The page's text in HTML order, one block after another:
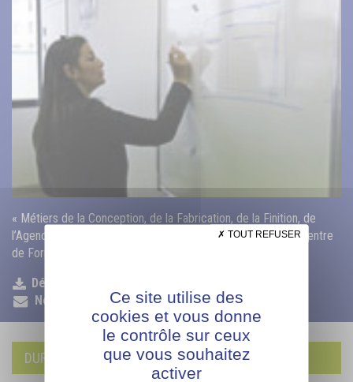
« Métiers de la Conception, de la Fabrication, de la Finition, de
l’Agencement, du négoce et de la Vente : l’AFPIA Sud-Est, Centre
de Formation de l’Aménagement de l’Habitat, vous forme »
Déposer mon CV
Nous contacter
DURÉE DE LA FORMATION
Ce site utilise des
cookies et vous donne
le contrôle sur ceux
que vous souhaitez
activer
TOUT REFUSER